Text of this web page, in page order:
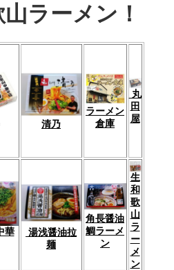
ラーメン！
清乃
ラーメン
倉庫
丸
田
屋
華
湯浅醤油拉
麺
角長醤油
鯛ラーメ
ン
生
和
歌
山
ラ
ー
メ
ン